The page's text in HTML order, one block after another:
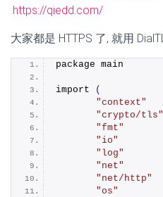
https://qiedd.com/
大家都是 HTTPS 了, 就用
package main
import
(
"context"
"crypto/tls"
"fmt"
"io"
"log"
"net"
"net/http"
"os"